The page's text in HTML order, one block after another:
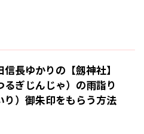
長ゆかりの【劔神社】
るぎじんじゃ）の雨詣り
り）御朱印をもらう方法